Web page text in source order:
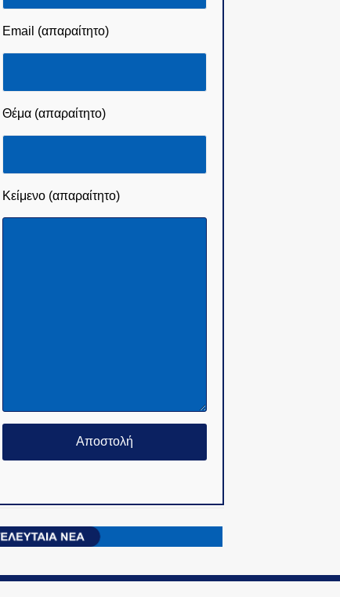
Email (απαραίτητο)
Θέμα (απαραίτητο)
Κείμενο (απαραίτητο)